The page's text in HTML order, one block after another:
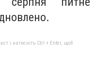
і натисніть Ctrl + Enter, щоб